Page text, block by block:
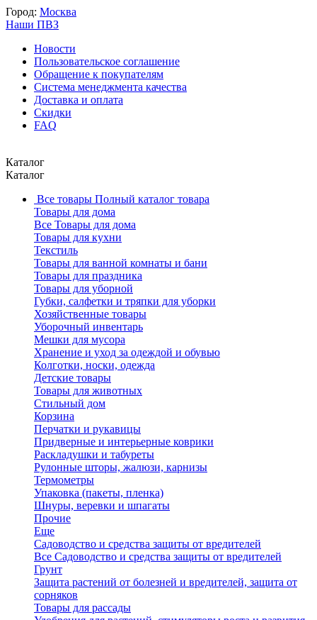
Город: Москва
Наши ПВЗ
Новости
Пользовательское соглашение
Обращение к покупателям
Система менеджмента качества
Доставка и оплата
Скидки
FAQ
Каталог
Каталог
Все товары Полный каталог товара
Товары для дома
Все Товары для дома
Товары для кухни
Текстиль
Товары для ванной комнаты и бани
Товары для праздника
Товары для уборной
Губки, салфетки и тряпки для уборки
Хозяйственные товары
Уборочный инвентарь
Мешки для мусора
Хранение и уход за одеждой и обувью
Колготки, носки, одежда
Детские товары
Товары для животных
Стильный дом
Корзина
Перчатки и рукавицы
Придверные и интерьерные коврики
Раскладушки и табуреты
Рулонные шторы, жалюзи, карнизы
Термометры
Упаковка (пакеты, пленка)
Шнуры, веревки и шпагаты
Прочие
Еще
Садоводство и средства защиты от вредителей
Все Садоводство и средства защиты от вредителей
Грунт
Защита растений от болезней и вредителей, защита от
сорняков
Товары для рассады